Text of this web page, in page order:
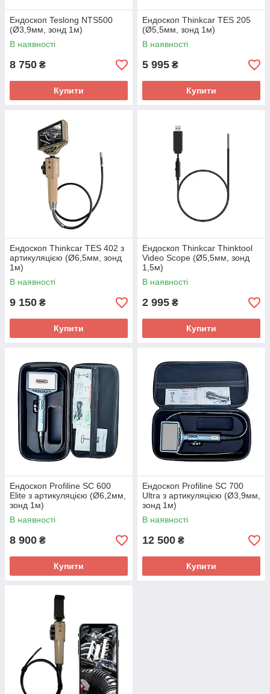
Ендоскоп Teslong NTS500
(Ø3,9мм, зонд 1м)
В наявності
8 750 ₴
Купити
Ендоскоп Thinkcar TES 205
(Ø5,5мм, зонд 1м)
В наявності
5 995 ₴
Купити
Ендоскоп Thinkcar TES 402 з
артикуляцією (Ø6,5мм, зонд
1м)
В наявності
9 150 ₴
Купити
Ендоскоп Thinkcar Thinktool
Video Scope (Ø5,5мм, зонд
1,5м)
В наявності
2 995 ₴
Купити
Ендоскоп Profiline SC 600
Elite з артикуляцією (Ø6,2мм,
зонд 1м)
В наявності
8 900 ₴
Купити
Ендоскоп Profiline SC 700
Ultra з артикуляцією (Ø3,9мм,
зонд 1м)
В наявності
12 500 ₴
Купити